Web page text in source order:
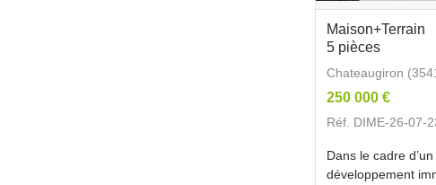
Maison+Terrain
5 pièces
Chateaugiron
250 000 €
Réf. DIME-26-07-
Dans le cadre d’un
développement